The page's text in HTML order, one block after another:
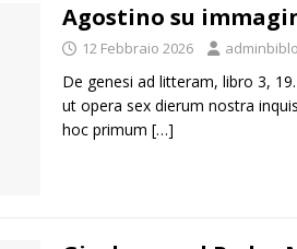
Agostino su
12 Febbraio 2026
De genesi ad litteram, libro 3,
ut opera sex dierum nostra
hoc primum […]